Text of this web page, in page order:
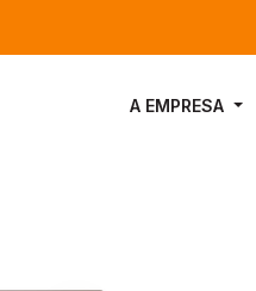
A EMPRESA